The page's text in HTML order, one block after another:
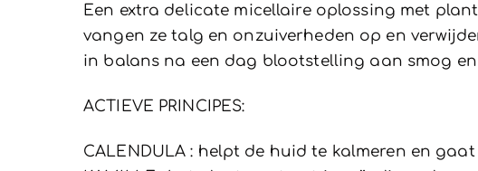
Een extra delicate micellaire oplossing met
vangen ze talg en onzuiverheden op en
in balans na een dag blootstelling aan smog
ACTIEVE PRINCIPES:
CALENDULA : helpt de huid te kalmeren en